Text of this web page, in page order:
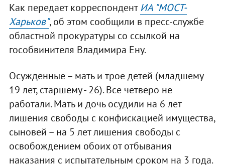
Как передает корреспондентИА "МОСТ-
Харьков", об этом сообщили в пресс-службе
областной прокуратуры со ссылкой на
гособвинителя Владимира Ену.
Осужденные – мать и трое детей (младшему
19 лет, старшему - 26). Все четверо не
работали. Мать и дочь осудили на 6 лет
лишения свободы с конфискацией имущества,
сыновей – на 5 лет лишения свободы с
освобождением обоих от отбывания
наказания с испытательным сроком на 3 года.